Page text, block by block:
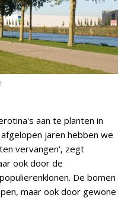
aan te planten in
jaren hebben we
vervangen', zegt
ook door de
De bomen
maar ook door gewone